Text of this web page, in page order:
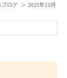
ブログ 2023年10月